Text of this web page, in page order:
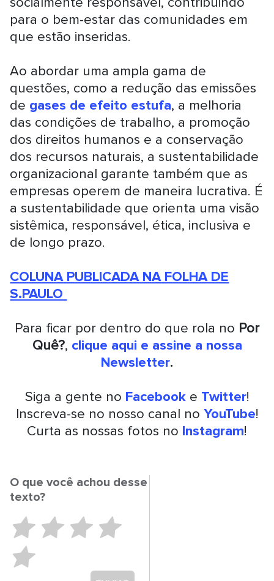
para o bem-estar das comunidades em
que estão inseridas.
Ao abordar uma ampla gama de
questões, como a redução das emissões
de gases de efeito estufa, a melhoria
das condições de trabalho, a promoção
dos direitos humanos e a conservação
dos recursos naturais, a sustentabilidade
organizacional garante também que as
empresas operem de maneira lucrativa. É
a sustentabilidade que orienta uma visão
sistêmica, responsável, ética, inclusiva e
de longo prazo.
COLUNA PUBLICADA NA FOLHA DE
S.PAULO
Para ficar por dentro do que rola no Por
Quê?, clique aqui e assine a nossa
Newsletter.
Siga a gente no Facebooke Twitter!
Inscreva-se no nosso canal no YouTube!
Curta as nossas fotos no Instagram!
O que você achou desse
texto?